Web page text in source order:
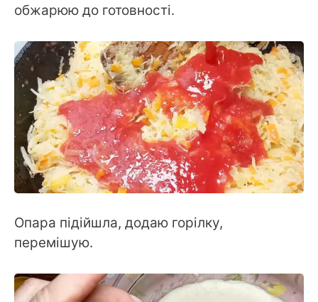
обжарюю до готовності.
Опара підійшла, додаю горілку,
перемішую.